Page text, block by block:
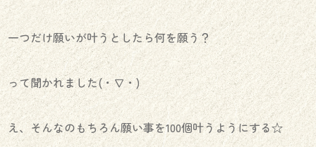
一つだけ願いが叶うとしたら何を願う？
って聞かれました(・∇・)
え、そんなのもちろん願い事を100個叶うようにする☆